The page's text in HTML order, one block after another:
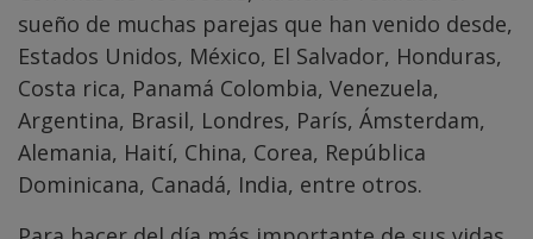
sueño de muchas parejas que han venido desde,
Estados Unidos, México, El Salvador, Honduras,
Costa rica, Panamá Colombia, Venezuela,
Argentina, Brasil, Londres, París, Ámsterdam,
Alemania, Haití, China, Corea, República
Dominicana, Canadá, India, entre otros.